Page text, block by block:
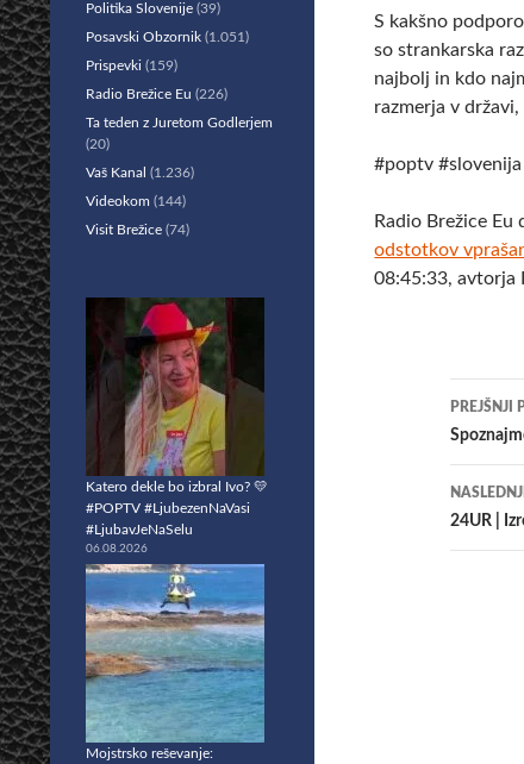
S kakšno
so strankarska
najbolj in kdo
razmerja v
#poptv
Radio Brežice Eu
odstotkov
08:45:33, avtorja
po
PREJŠNJI
24UR |
Politika Slovenije (39)
Posavski Obzornik (1.051)
Prispevki (159)
Radio Brežice Eu (226)
Ta teden z Juretom Godlerjem
(20)
Vaš Kanal (1.236)
Videokom (144)
Visit Brežice (74)
Katero dekle bo izbral Ivo? 💛
#POPTV #LjubezenNaVasi
#LjubavJeNaSelu
06.08.2026
Mojstrsko reševanje: